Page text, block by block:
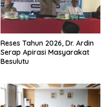
Reses Tahun 2026, Dr. Ardin
Serap Apirasi Masyarakat
Besulutu